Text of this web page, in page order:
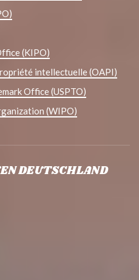
(KIPO)
intellectuelle (OAPI)
Office (USPTO)
(WIPO)
DEUTSCHLAND